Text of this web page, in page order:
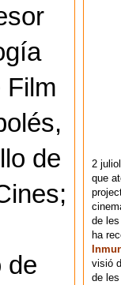
Film
de
de
2
que
de
ha
visió
de